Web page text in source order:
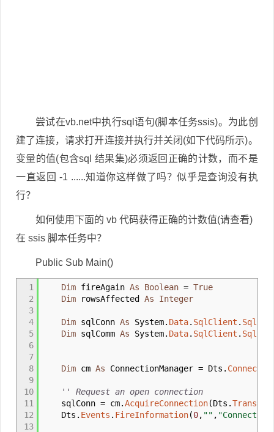
尝试在vb.net中执行sql语句(脚本任务ssis)。为此创
建了连接，请求打开连接并执行并关闭(如下代码所示)。
变量的值(包含sql 结果集)必须返回正确的计数，而不是
一直返回 -1 ......知道你这样做了吗？似乎是查询没有执
行？
如何使用下面的 vb 代码获得正确的计数值(请查看)
在 ssis 脚本任务中？
Public Sub Main()
1
2
3
4
5
6
7
8
9
10
11
12
13
Dim fireAgain As Boolean = True
Dim rowsAffected As Integer
Dim sqlConn As System. Data. SqlClient .
Dim sqlComm As System. Data. SqlClient .
Dim cm As ConnectionManager = Dts .
'' Request an open connection
sqlConn = cm.AcquireConnection(Dts .
Dts . Events . FireInformation(0, "" ,